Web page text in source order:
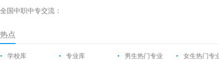
全国中职中专交流：
热点
• 学校库 • 专业库 • 男生热门专业 • 女生热门专